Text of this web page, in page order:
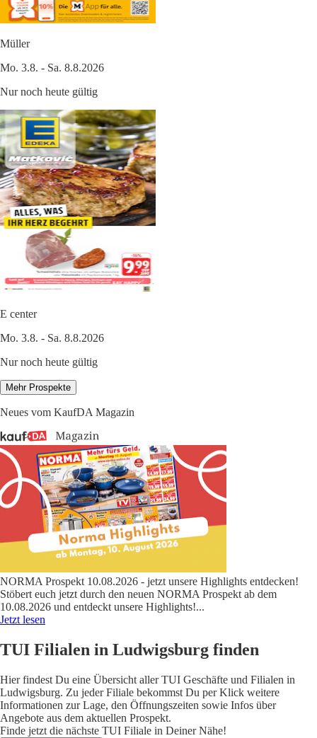
Müller
Mo. 3.8. - Sa. 8.8.2026
Nur noch heute gültig
E center
Mo. 3.8. - Sa. 8.8.2026
Nur noch heute gültig
Mehr Prospekte
Neues vom KaufDA Magazin
NORMA Prospekt 10.08.2026 - jetzt unsere Highlights entdecken!
Stöbert euch jetzt durch den neuen NORMA Prospekt ab dem
10.08.2026 und entdeckt unsere Highlights!...
Jetzt lesen
TUI Filialen in Ludwigsburg finden
Hier findest Du eine Übersicht aller TUI Geschäfte und Filialen in
Ludwigsburg. Zu jeder Filiale bekommst Du per Klick weitere
Informationen zur Lage, den Öffnungszeiten sowie Infos über
Angebote aus dem aktuellen Prospekt.
Finde jetzt die nächste TUI Filiale in Deiner Nähe!